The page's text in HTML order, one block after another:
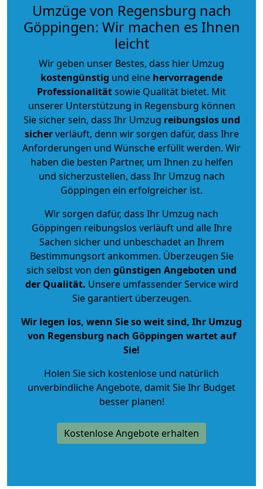
Umzüge von Regensburg nach
Göppingen: Wir machen es Ihnen
leicht
Wir geben unser Bestes, dass hier Umzug
kostengünstig und eine hervorragende
Professionalitätsowie Qualität bietet. Mit
unserer Unterstützung in Regensburg können
Sie sicher sein, dass Ihr Umzug reibungslos und
sicherverläuft, denn wir sorgen dafür, dass Ihre
Anforderungen und Wünsche erfüllt werden. Wir
haben die besten Partner, um Ihnen zu helfen
und sicherzustellen, dass Ihr Umzug nach
Göppingen ein erfolgreicher ist.
Wir sorgen dafür, dass Ihr Umzug nach
Göppingen reibungslos verläuft und alle Ihre
Sachen sicher und unbeschadet an Ihrem
Bestimmungsort ankommen. Überzeugen Sie
sich selbst von den günstigen Angeboten und
der Qualität. Unsere umfassender Service wird
Sie garantiert überzeugen.
Wir legen los, wenn Sie so weit sind, Ihr Umzug
von Regensburg nach Göppingen wartet auf
Sie!
Holen Sie sich kostenlose und natürlich
unverbindliche Angebote, damit Sie Ihr Budget
besser planen!
Kostenlose Angebote erhalten